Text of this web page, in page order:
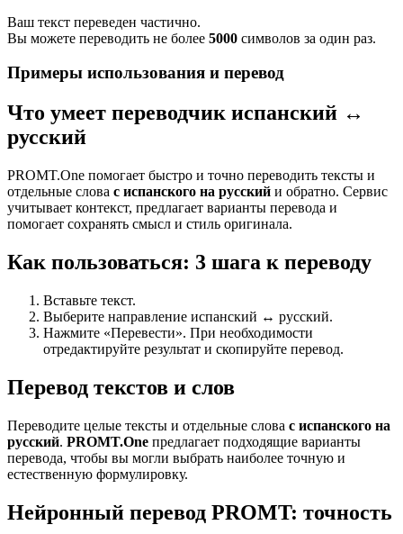
Ваш текст переведен частично.
Вы можете переводить не более 5000 символов за один раз.
Примеры использования и перевод
Что умеет переводчик испанский ↔
русский
PROMT.One помогает быстро и точно переводить тексты и
отдельные слова с испанского на русский и обратно. Сервис
учитывает контекст, предлагает варианты перевода и
помогает сохранять смысл и стиль оригинала.
Как пользоваться: 3 шага к переводу
Вставьте текст.
Выберите направление испанский ↔ русский.
Нажмите «Перевести». При необходимости
отредактируйте результат и скопируйте перевод.
Перевод текстов и слов
Переводите целые тексты и отдельные слова с испанского на
русский. PROMT.One предлагает подходящие варианты
перевода, чтобы вы могли выбрать наиболее точную и
естественную формулировку.
Нейронный перевод PROMT: точность